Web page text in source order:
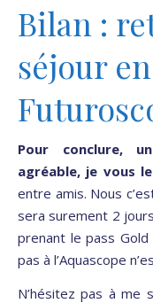
Bilan :
séjour
Pour conclure,
agréable, je vous
entre amis. Nous
sera surement 2
prenant le pass
pas à l’Aquascope
N’hésitez pas à me